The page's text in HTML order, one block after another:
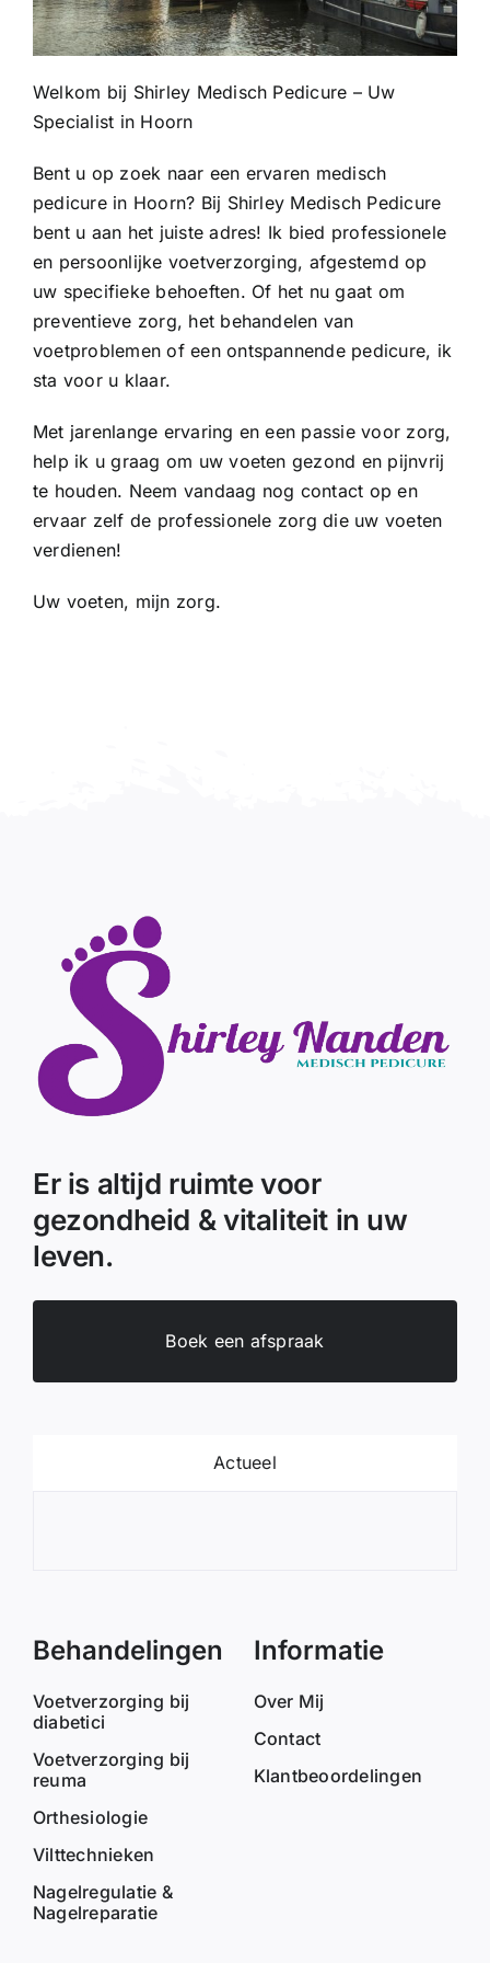
Welkom bij Shirley Medisch Pedicure – Uw
Specialist in Hoorn
Bent u op zoek naar een ervaren medisch
pedicure in Hoorn? Bij Shirley Medisch Pedicure
bent u aan het juiste adres! Ik bied professionele
en persoonlijke voetverzorging, afgestemd op
uw specifieke behoeften. Of het nu gaat om
preventieve zorg, het behandelen van
voetproblemen of een ontspannende pedicure, ik
sta voor u klaar.
Met jarenlange ervaring en een passie voor zorg,
help ik u graag om uw voeten gezond en pijnvrij
te houden. Neem vandaag nog contact op en
ervaar zelf de professionele zorg die uw voeten
verdienen!
Uw voeten, mijn zorg.
Er is altijd ruimte voor
gezondheid & vitaliteit in uw
leven.
Boek een afspraak
Actueel
Behandelingen
Voetverzorging bij
diabetici
Voetverzorging bij
reuma
Orthesiologie
Vilttechnieken
Nagelregulatie &
Nagelreparatie
Informatie
Over Mij
Contact
Klantbeoordelingen